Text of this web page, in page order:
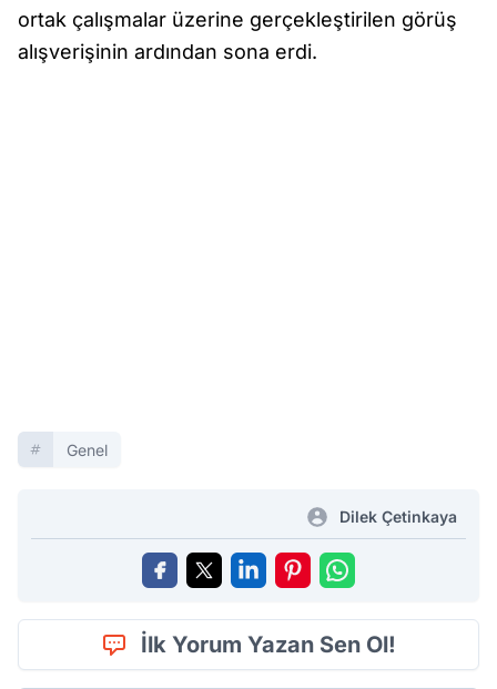
ortak çalışmalar üzerine gerçekleştirilen görüş
alışverişinin ardından sona erdi.
Genel
Dilek Çetinkaya
İlk Yorum Yazan Sen Ol!